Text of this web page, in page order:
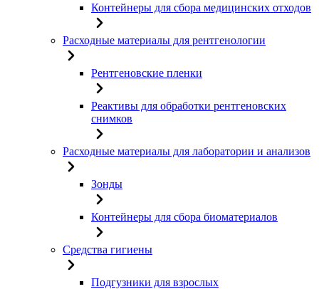
Контейнеры для сбора медицинских отходов
Расходные материалы для рентгенологии
Рентгеновские пленки
Реактивы для обработки рентгеновских
снимков
Расходные материалы для лаборатории и анализов
Зонды
Контейнеры для сбора биоматериалов
Средства гигиены
Подгузники для взрослых